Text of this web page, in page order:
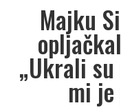
Majku
„Ukrali
mi je